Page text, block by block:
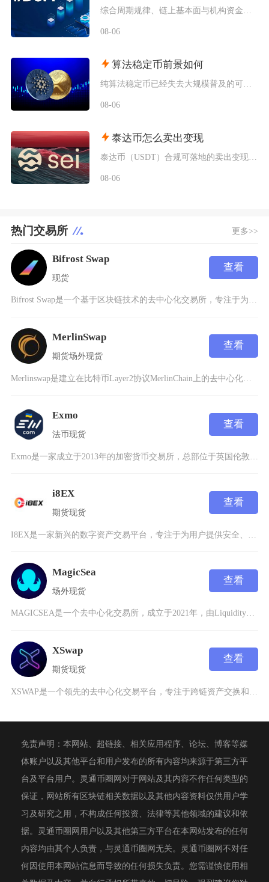
08-06
算法稳定币前景如何
08-06
泰达币怎么卖出变现
08-06
热门交易所 更多>>
Bifrost Swap
现货
查看
Bifrost Swap是一个基于区块链技术的去中心化交易所，专注于为用户提供高效、安全的
MerlinSwap
期货场外现货
查看
Merlinswap是建立在比特币Layer2协议MerlinChain上的去中心化交易所
Exmo
法币现货
查看
i8EX
期货现货
查看
MagicSea
场外现货
查看
MAGICSEA是一个去中心化交易所，成立于2021年，由LiquidityBook提供技
XSwap
期货现货
查看
免责声明：本网站、超链接、相关应用程序、论坛、博客等媒
体账户以及其他平台和用户发布的所有内容均来源于第三方平
台及平台用户。灵通币圈网对于网站及其内容不作任何类型的
保证，网站所有区块链相关数据以及其他内容资料仅供用户学
习及研究之用，不构成任何投资、法律等其他领域的建议和依
据。灵通币圈网用户以及其他第三方平台在本网站发布的任何
内容均由其个人负责，与灵通币圈网无关。灵通币圈网不对任
何因使用本网站信息而导致的任何损失负责。您需谨慎使用相